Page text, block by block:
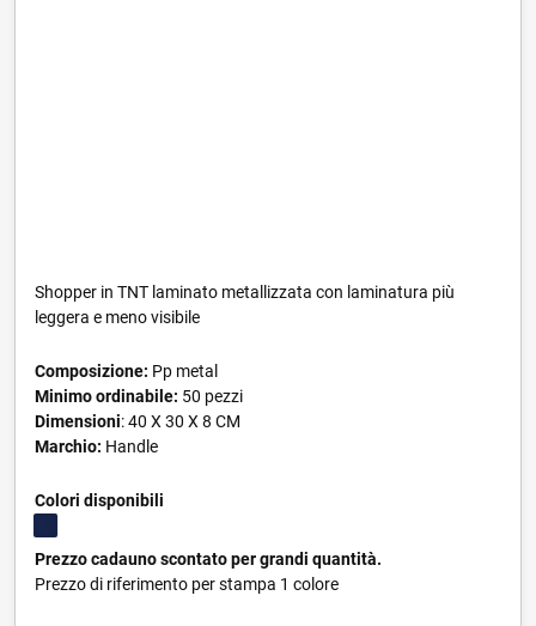
Shopper in TNT laminato metallizzata con laminatura più
leggera e meno visibile
Composizione: Pp metal
Minimo ordinabile: 50 pezzi
Dimensioni: 40 X 30 X 8 CM
Marchio: Handle
Colori disponibili
Prezzo cadauno scontato per grandi quantità.
Prezzo di riferimento per stampa 1 colore